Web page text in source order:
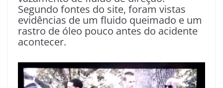
Segundo fontes do site, foram vistas
evidências de um fluido queimado e um
rastro de óleo pouco antes do acidente
acontecer.